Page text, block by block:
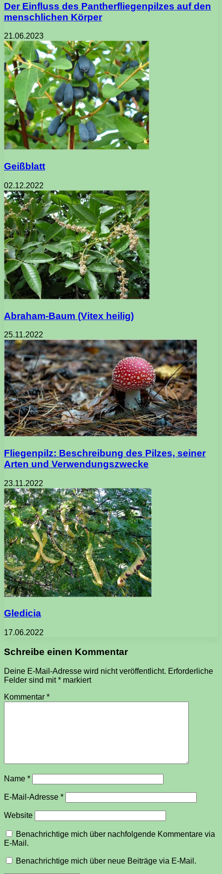
Der Einfluss des Pantherfliegenpilzes auf den
menschlichen Körper
21.06.2023
Geißblatt
02.12.2022
Abraham-Baum (Vitex heilig)
25.11.2022
Fliegenpilz: Beschreibung des Pilzes, seiner
Arten und Verwendungszwecke
23.11.2022
Gledicia
17.06.2022
Schreibe einen Kommentar
Deine E-Mail-Adresse wird nicht veröffentlicht. Erforderliche
Felder sind mit* markiert
Kommentar *
Name *
E-Mail-Adresse *
Website
Benachrichtige mich über nachfolgende Kommentare via
E-Mail.
Benachrichtige mich über neue Beiträge via E-Mail.